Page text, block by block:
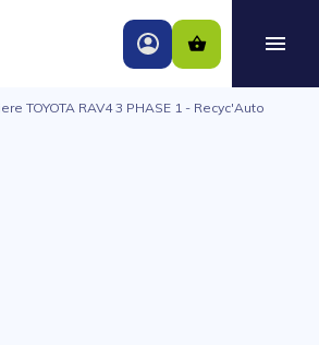
TOYOTA RAV4 3 PHASE 1 - Recyc'Auto